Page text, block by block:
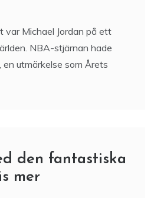
Michael Jordan på ett
NBA-stjärnan hade
utmärkelse som Årets
den fantastiska
mer